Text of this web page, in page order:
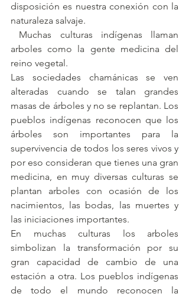
disposición es nuestra conexión con la
naturaleza salvaje.
arboles como la gente medicina del
reino vegetal.
Las sociedades chamánicas se ven
alteradas cuando se talan grandes
masas de árboles y no se replantan. Los
pueblos indígenas reconocen que los
árboles son importantes para la
supervivencia de todos los seres vivos y
por eso consideran que tienes una gran
medicina, en muy diversas culturas se
plantan arboles con ocasión de los
nacimientos, las bodas, las muertes y
las iniciaciones importantes.
En muchas culturas los arboles
simbolizan la transformación por su
gran capacidad de cambio de una
estación a otra. Los pueblos indígenas
de todo el mundo reconocen la